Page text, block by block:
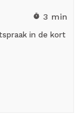
timer 3 min
in de kort